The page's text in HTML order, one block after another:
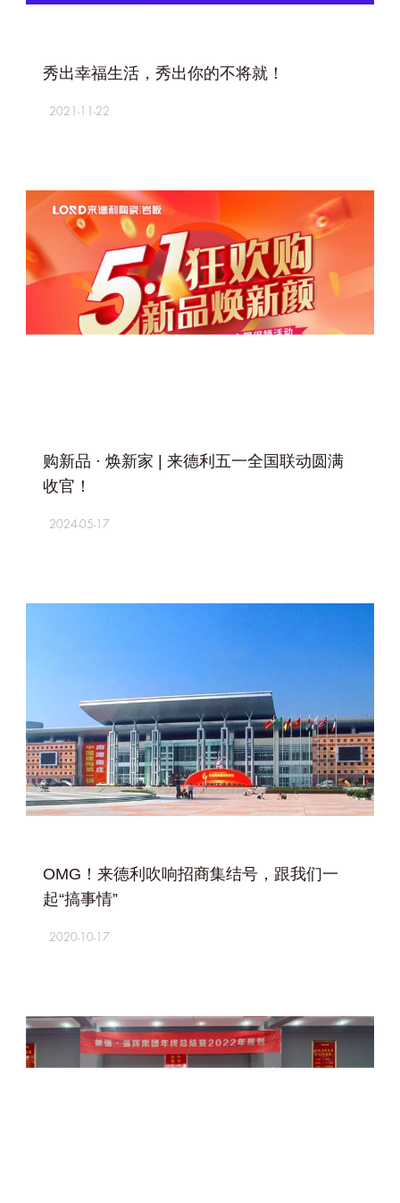
秀出幸福生活，秀出你的不将就！
2021-11-22
购新品 · 焕新家 | 来德利五一全国联动圆满
收官！
2024-05-17
OMG！来德利吹响招商集结号，跟我们一
起“搞事情”
2020-10-17